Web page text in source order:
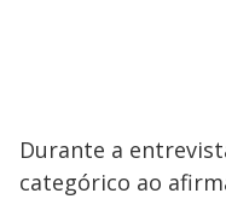
Durante a
categórico ao